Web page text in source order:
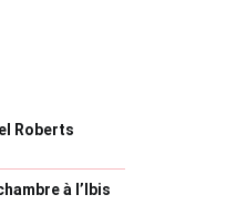
Roberts
à l’Ibis